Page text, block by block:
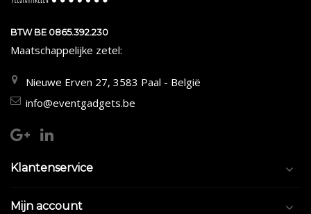
BTW BE 0865.392.230
Maatschappelijke zetel:
Nieuwe Erven 27, 3583 Paal - België
info@eventgadgets.be
Klantenservice
Mijn account